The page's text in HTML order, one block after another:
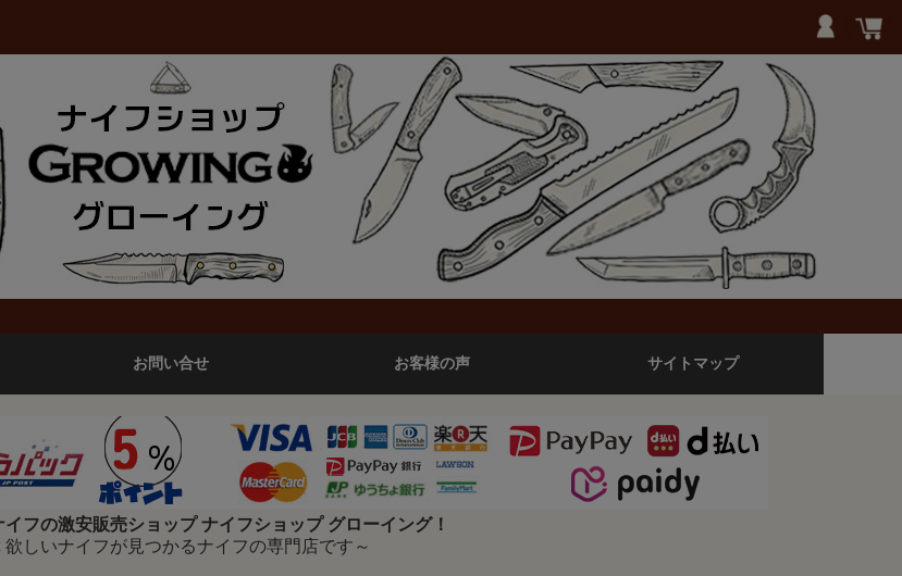
お問い合せ お客様の声 サイトマップ
フの激安販売ショップ ナイフショップ グローイング！
欲しいナイフが見つかるナイフの専門店です～